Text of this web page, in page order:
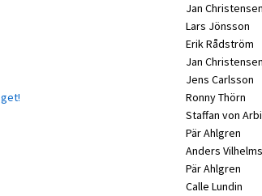
Jan Christensen
Lars Jönsson
Erik Rådström
Jan Christensen
Jens Carlsson
Ronny Thörn
Staffan von
Pär Ahlgren
Anders
Pär Ahlgren
Calle Lundin